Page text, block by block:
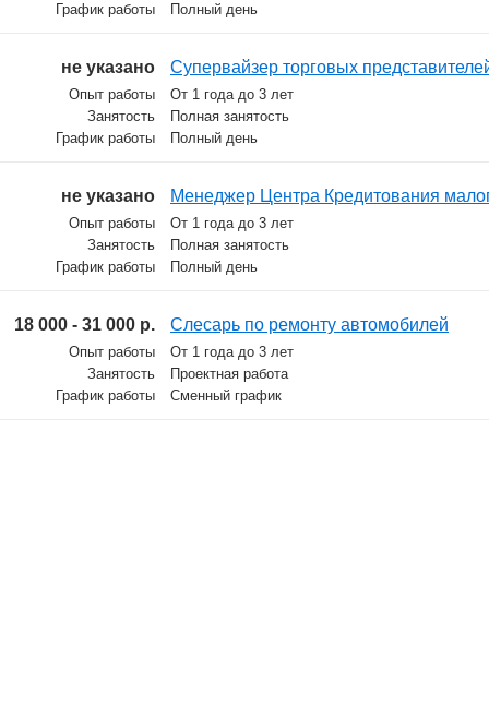
График работы
Полный день
не указано Супервайзер торговых
Опыт работы
От 1 года до 3 лет
Занятость
Полная занятость
График работы
Полный день
не указано Менеджер Центра Кредитования
Опыт работы
От 1 года до 3 лет
Занятость
Полная занятость
График работы
Полный день
18 000 - 31 000 р. Слесарь по ремонту автомобилей
Опыт работы
От 1 года до 3 лет
Занятость
Проектная работа
График работы
Сменный график